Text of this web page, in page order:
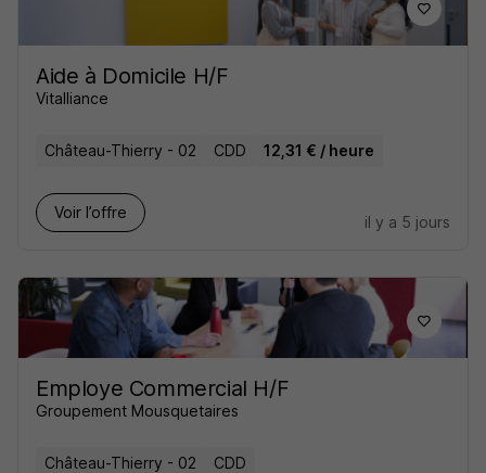
Aide à Domicile H/F
Vitalliance
Château-Thierry - 02 CDD 12,31 € / heure
Voir l’offre
il y a 5 jours
Employe Commercial H/F
Groupement Mousquetaires
Château-Thierry - 02 CDD